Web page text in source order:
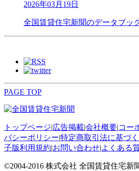
2026年03月19日
全国賃貸住宅新聞のデータブッ
PAGE TOP
トップページ|広告掲載|会社概要|コー
バシーポリシー|特定商取引法に基づ
子版利用規約|お問い合わせ|よくある
©2004-2016 株式会社 全国賃貸住宅新